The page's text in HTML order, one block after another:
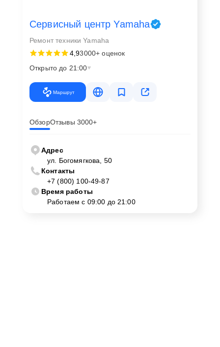
Сервисный центр Yamaha
Ремонт техники Yamaha
4,93000+ оценок
Открыто до 21:00
Маршрут
ОбзорОтзывы 3000+
Адрес
ул. Богомягкова, 50
Контакты
+7 (800) 100-49-87
Время работы
Работаем с 09:00 до 21:00